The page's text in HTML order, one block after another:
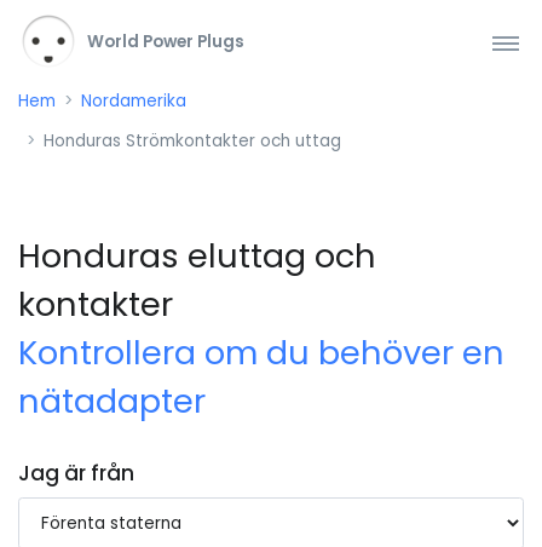
World Power Plugs
Hem
Nordamerika
Honduras Strömkontakter och uttag
Honduras eluttag och
kontakter
Kontrollera om du behöver en
nätadapter
Jag är från